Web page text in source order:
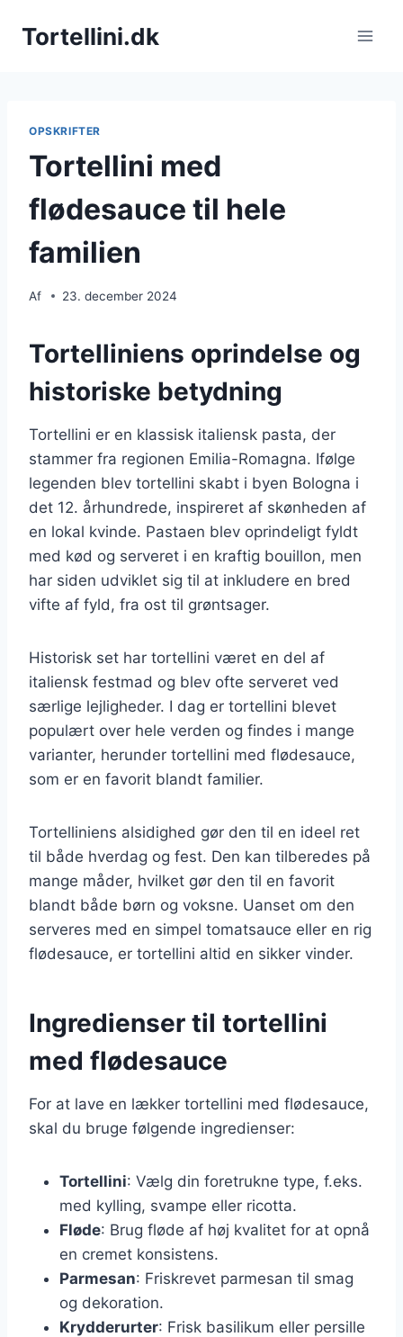
Tortellini.dk
OPSKRIFTER
Tortellini med
flødesauce til hele
familien
Af 23. december 2024
Tortelliniens oprindelse og
historiske betydning
Tortellini er en klassisk italiensk pasta, der
stammer fra regionen Emilia-Romagna. Ifølge
legenden blev tortellini skabt i byen Bologna i
det 12. århundrede, inspireret af skønheden af
en lokal kvinde. Pastaen blev oprindeligt fyldt
med kød og serveret i en kraftig bouillon, men
har siden udviklet sig til at inkludere en bred
vifte af fyld, fra ost til grøntsager.
Historisk set har tortellini været en del af
italiensk festmad og blev ofte serveret ved
særlige lejligheder. I dag er tortellini blevet
populært over hele verden og findes i mange
varianter, herunder tortellini med flødesauce,
som er en favorit blandt familier.
Tortelliniens alsidighed gør den til en ideel ret
til både hverdag og fest. Den kan tilberedes på
mange måder, hvilket gør den til en favorit
blandt både børn og voksne. Uanset om den
serveres med en simpel tomatsauce eller en rig
flødesauce, er tortellini altid en sikker vinder.
Ingredienser til tortellini
med flødesauce
For at lave en lækker tortellini med flødesauce,
skal du bruge følgende ingredienser:
Tortellini: Vælg din foretrukne type, f.eks.
med kylling, svampe eller ricotta.
Fløde: Brug fløde af høj kvalitet for at opnå
en cremet konsistens.
Parmesan: Friskrevet parmesan til smag
og dekoration.
Krydderurter: Frisk basilikum eller persille